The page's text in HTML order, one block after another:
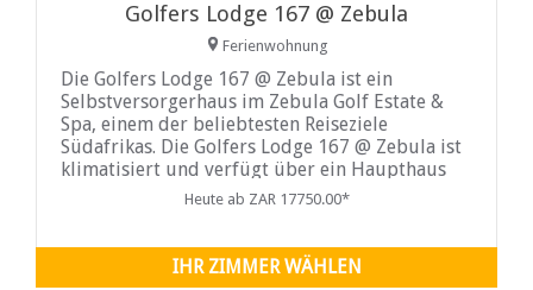
Golfers Lodge 167 @ Zebula
Ferienwohnung
Die Golfers Lodge 167 @ Zebula ist ein
Selbstversorgerhaus im Zebula Golf Estate &
Spa, einem der beliebtesten Reiseziele
Südafrikas. Die Golfers Lodge 167 @ Zebula ist
klimatisiert und verfügt über ein Haupthaus
mit sechs Chalets. Jedes Chalet verfügt über
Heute ab ZAR 17750.00*
IHR ZIMMER WÄHLEN